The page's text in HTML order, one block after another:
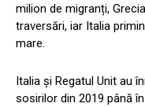
milion de migranți,
traversări, iar Italia
mare.
Italia și Regatul Unit au
sosirilor din 2019 până